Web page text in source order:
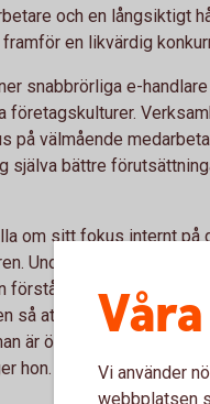
och en långsiktigt
en likvärdig
snabbrörliga e-
företagskulturer.
på välmående
själva bättre
om sitt fokus internt på
Under sådana
förståelse för vilka
så att den blir
är öppen med
hon.
Vi använder
webbplatsen